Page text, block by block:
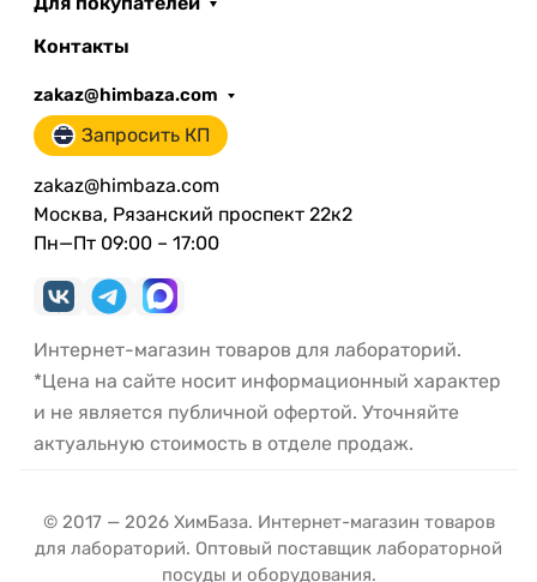
Контакты
zakaz@himbaza.com
Запросить КП
zakaz@himbaza.com
Москва, Рязанский проспект 22к2
Пн—Пт 09:00 – 17:00
Интернет-магазин товаров для лабораторий.
*Цена на сайте носит информационный характер
и не является публичной офертой. Уточняйте
актуальную стоимость в отделе продаж.
© 2017 — 2026 ХимБаза. Интернет-магазин товаров
для лабораторий. Оптовый поставщик лабораторной
посуды и оборудования.